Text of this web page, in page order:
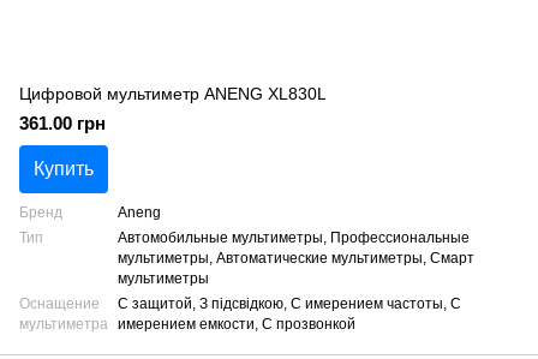
Цифровой мультиметр ANENG XL830L
361.00 грн
Купить
Бренд
Aneng
Тип
Автомобильные мультиметры, Профессиональные
мультиметры, Автоматические мультиметры, Смарт
мультиметры
Оснащение
мультиметра
С защитой, З підсвідкою, С имерением частоты, С
имерением емкости, С прозвонкой